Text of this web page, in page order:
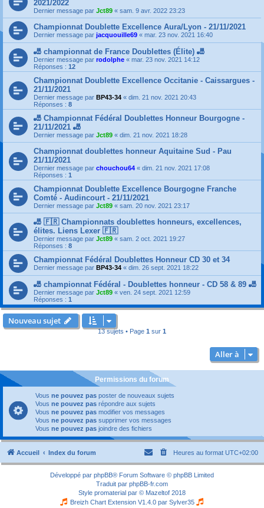
2021/2022
Dernier message par Jct89 « sam. 9 avr. 2022 23:23
Championnat Doublette Excellence Aura/Lyon - 21/11/2021
Dernier message par jacquouille69 « mar. 23 nov. 2021 16:40
🎳 championnat de France Doublettes (Élite) 🎳
Dernier message par rodolphe « mar. 23 nov. 2021 14:12
Réponses : 12
Championnat Doublette Excellence Occitanie - Caissargues -
21/11/2021
Dernier message par BP43-34 « dim. 21 nov. 2021 20:43
Réponses : 8
🎳 Championnat Fédéral Doublettes Honneur Bourgogne -
21/11/2021 🎳
Dernier message par Jct89 « dim. 21 nov. 2021 18:28
Championnat doublettes honneur Aquitaine Sud - Pau
21/11/2021
Dernier message par chouchou64 « dim. 21 nov. 2021 17:08
Réponses : 1
Championnat Doublette Excellence Bourgogne Franche
Comté - Audincourt - 21/11/2021
Dernier message par Jct89 « sam. 20 nov. 2021 23:17
🎳 🇫🇷 Championnats doublettes honneurs, excellences,
élites. Liens Lexer 🇫🇷
Dernier message par Jct89 « sam. 2 oct. 2021 19:27
Réponses : 8
Championnat Fédéral Doublettes Honneur CD 30 et 34
Dernier message par BP43-34 « dim. 26 sept. 2021 18:22
🎳 championnat Fédéral - Doublettes honneur - CD 58 & 89 🎳
Dernier message par Jct89 « ven. 24 sept. 2021 12:59
Réponses : 1
Nouveau sujet
13 sujets • Page 1 sur 1
Aller à
Permissions du forum
Vous ne pouvez pas poster de nouveaux sujets
Vous ne pouvez pas répondre aux sujets
Vous ne pouvez pas modifier vos messages
Vous ne pouvez pas supprimer vos messages
Vous ne pouvez pas joindre des fichiers
Accueil Index du forum Heures au format UTC+02:00
Développé par phpBB® Forum Software © phpBB Limited
Traduit par phpBB-fr.com
Style promaterial par © Mazeltof 2018
Breizh Chart Extension V1.4.0 par Sylver35